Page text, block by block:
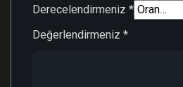
Derecelendirmeniz *
Değerlendirmeniz *